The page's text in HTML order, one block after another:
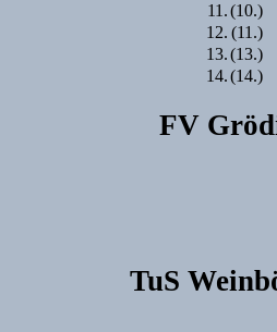
11.(10.)
12. (11.)
13.(13.)
14.(14.)
FV
TuS